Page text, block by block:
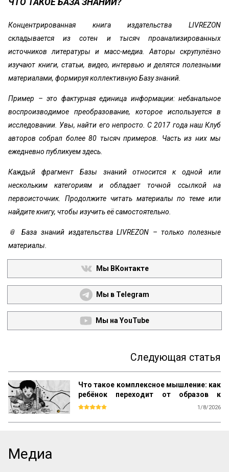
Концентрированная книга издательства LIVREZON
складывается из сотен и тысяч проанализированных
источников литературы и масс-медиа. Авторы скрупулёзно
изучают книги, статьи, видео, интервью и делятся полезными
материалами, формируя коллективную Базу знаний.
Пример – это фактурная единица информации: небанальное
воспроизводимое преобразование, которое используется в
исследовании. Увы, найти его непросто. С 2017 года наш Клуб
авторов собрал более 80 тысяч примеров. Часть из них мы
ежедневно публикуем здесь.
Каждый фрагмент Базы знаний относится к одной или
нескольким категориям и обладает точной ссылкой на
первоисточник. Продолжите читать материалы по теме или
найдите книгу, чтобы изучить её самостоятельно.
📎 База знаний издательства LIVREZON – только полезные
материалы.
Мы ВКонтакте
Мы в Telegram
Мы на YouTube
Следующая статья
Что такое комплексное мышление: как
ребёнок переходит от образов к
понятиям по Выготскому
1/8/2026
Медиа